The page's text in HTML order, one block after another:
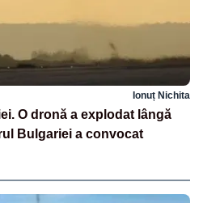
Ionuț Nichita
O dronă a explodat lângă
Bulgariei a convocat